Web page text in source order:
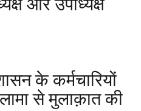
के कर्मचारियों
से मुलाक़ात की